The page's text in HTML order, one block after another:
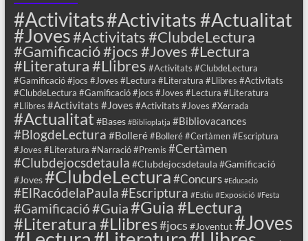
#Activitats#Activitats #Actualitat
#Joves#Activitats #ClubdeLectura
#Gamificació #jocs #Joves #Lectura
#Literatura #Llibres #Activitats #ClubdeLectura
#Gamificació #jocs #Joves #Lectura #Literatura #Llibres #Activitats
#ClubdeLectura #Gamificació #jocs #Joves #Lectura #Literatura
#Llibres #Activitats #Joves #Activitats #Joves #Xerrada
#Actualitat #Bases #Biblioplatja #Bibliovacances
#BlogdeLectura #Bolleré #Bolleré #Certàmen #Escriptura
#Joves #Literatura #Narració #Premis #Certàmen
#Clubdejocsdetaula #Clubdejocsdetaula #Gamificació
#Joves#ClubdeLectura#Concurs #Educació
#ElRacódelaPaula#Escriptura #Estiu #Exposició #Festa
#Gamificació#Guia#Guia #Lectura
#Literatura #Llibres#jocs #Joventut#Joves